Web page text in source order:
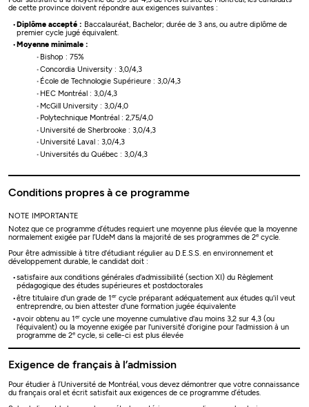
de cette province doivent répondre aux exigences suivantes :
Diplôme accepté : Baccalauréat, Bachelor; durée de 3 ans, ou autre diplôme de
premier cycle jugé équivalent.
Moyenne minimale :
Bishop : 75%
Concordia University : 3,0/4,3
École de Technologie Supérieure : 3,0/4,3
HEC Montréal : 3,0/4,3
McGill University : 3,0/4,0
Polytechnique Montréal : 2,75/4,0
Université de Sherbrooke : 3,0/4,3
Université Laval : 3,0/4,3
Universités du Québec : 3,0/4,3
Conditions propres à ce programme
NOTE IMPORTANTE
Notez que ce programme d’études requiert une moyenne plus élevée que la moyenne
normalement exigée par l’UdeM dans la majorité de ses programmes de 2e cycle.
Pour être admissible à titre d'étudiant régulier au D.E.S.S. en environnement et
développement durable, le candidat doit :
satisfaire aux conditions générales d'admissibilité (section XI) du Règlement
pédagogique des études supérieures et postdoctorales
être titulaire d'un grade de 1 ercycle préparant adéquatement aux études qu'il veut
entreprendre, ou bien attester d'une formation jugée équivalente
avoir obtenu au 1ercycle une moyenne cumulative d'au moins 3,2 sur 4,3 (ou
l'équivalent) ou la moyenne exigée par l'université d'origine pour l'admission à un
programme de 2ecycle, si celle-ci est plus élevée
Exigence de français à l’admission
Pour étudier à l’Université de Montréal, vous devez démontrer que votre connaissance
du français oral et écrit satisfait aux exigences de ce programme d’études.